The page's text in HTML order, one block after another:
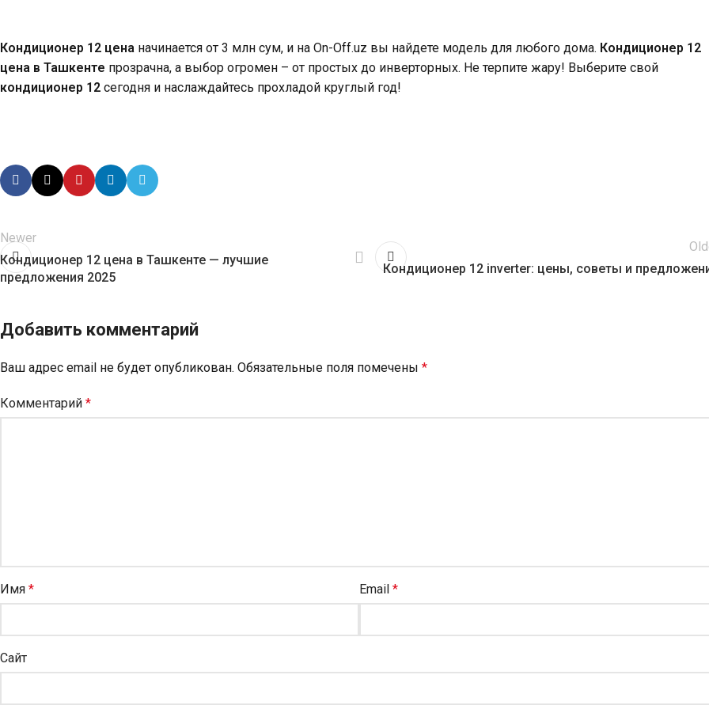
Кондиционер 12 цена начинается от 3 млн сум, и на On-Off.uz вы найдете модель для любого дома. Кондиционер 12
цена в Ташкенте прозрачна, а выбор огромен – от простых до инверторных. Не терпите жару! Выберите свой
кондиционер 12 сегодня и наслаждайтесь прохладой круглый год!
Newer
Кондиционер 12 цена в Ташкенте — лучшие
предложения 2025
Кондиционер 12 inverter: цены, советы и
Добавить комментарий
Ваш адрес email не будет опубликован. Обязательные поля помечены *
Комментарий *
Имя * Email*
Сайт